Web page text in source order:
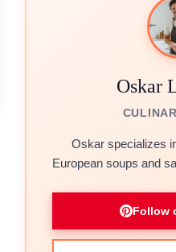
Oskar
Oskar specializes
European soups and
Follow